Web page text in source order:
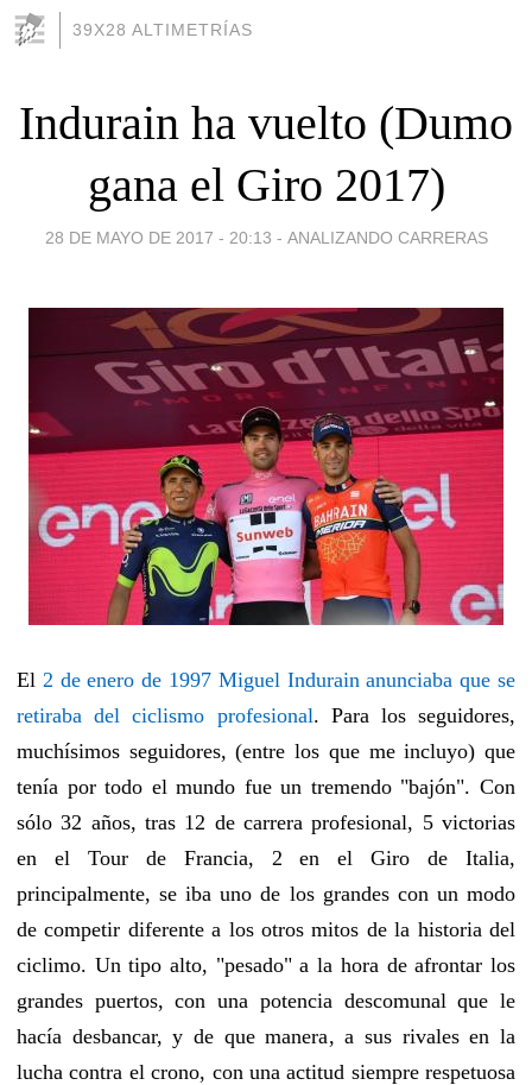
39X28 ALTIMETRÍAS
Indurain ha vuelto (Dumo
gana el Giro 2017)
28 DE MAYO DE 2017 - 20:13 - ANALIZANDO CARRERAS
El 2 de enero de 1997 Miguel Indurain anunciaba que se
retiraba del ciclismo profesional. Para los seguidores,
muchísimos seguidores, (entre los que me incluyo) que
tenía por todo el mundo fue un tremendo "bajón". Con
sólo 32 años, tras 12 de carrera profesional, 5 victorias
en el Tour de Francia, 2 en el Giro de Italia,
principalmente, se iba uno de los grandes con un modo
de competir diferente a los otros mitos de la historia del
ciclimo. Un tipo alto, "pesado" a la hora de afrontar los
grandes puertos, con una potencia descomunal que le
hacía desbancar, y de que manera, a sus rivales en la
lucha contra el crono, con una actitud siempre respetuosa